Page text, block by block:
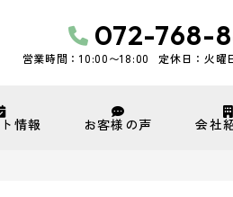
072-768-
営業時間：10:00〜18:00 定休日：火曜
情報 お客様の声 会社